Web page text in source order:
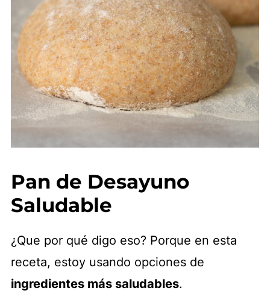
Pan de Desayuno
Saludable
¿Que por qué digo eso? Porque en esta
receta, estoy usando opciones de
ingredientes más saludables.